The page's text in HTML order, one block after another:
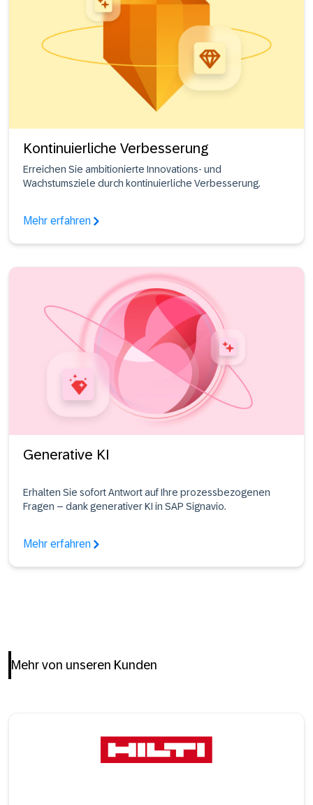
Kontinuierliche Verbesserung
Erreichen Sie ambitionierte Innovations- und
Wachstumsziele durch kontinuierliche Verbesserung.
Mehr erfahren
Generative KI
Erhalten Sie sofort Antwort auf Ihre prozessbezogenen
Fragen – dank generativer KI in SAP Signavio.
Mehr erfahren
Mehr von unseren Kunden